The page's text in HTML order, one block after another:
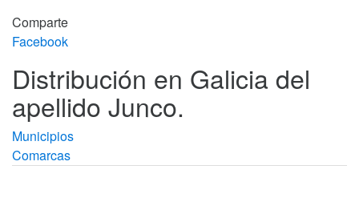
Comparte
Facebook
Distribución en Galicia del
apellido Junco.
Municipios
Comarcas